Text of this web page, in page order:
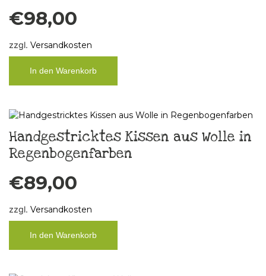
€98,00
zzgl. Versandkosten
In den Warenkorb
Handgestricktes Kissen aus Wolle in
Regenbogenfarben
€89,00
zzgl. Versandkosten
In den Warenkorb